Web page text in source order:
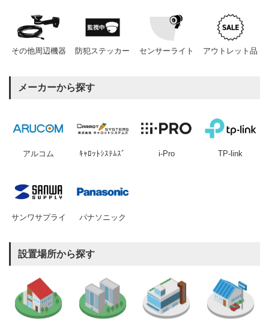
その他周辺機器 防犯ステッカー センサーライト アウトレット品
メーカーから探す
アルコム ｷｬﾛｯﾄｼｽﾃﾑｽﾞ i-Pro TP-link
サンワサプライ パナソニック
設置場所から探す